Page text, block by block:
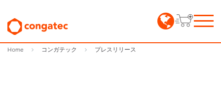
Home コンガテック プレスリリース